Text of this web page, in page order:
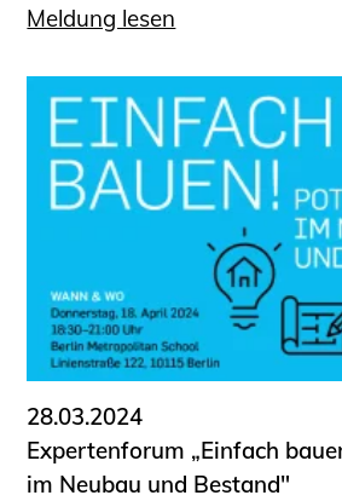
Meldung lesen
28.03.2024
Expertenforum „Einfach
im Neubau und Bestand"